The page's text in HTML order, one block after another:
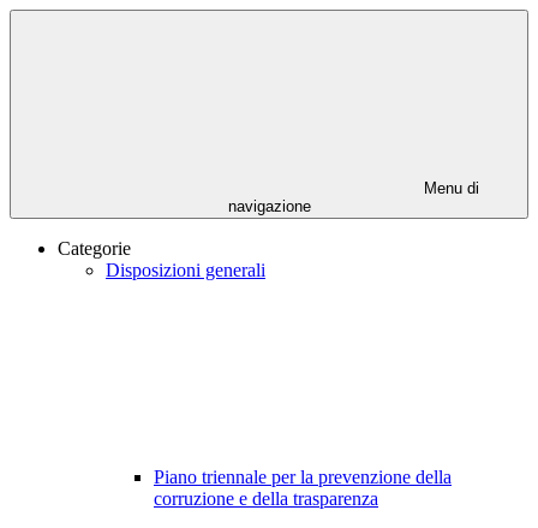
Menu di
navigazione
Categorie
Disposizioni generali
Piano triennale per la prevenzione della
corruzione e della trasparenza